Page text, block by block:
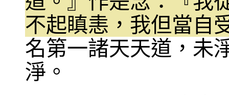
不起瞋恚，我但當自
名第一諸天天道，未
淨。